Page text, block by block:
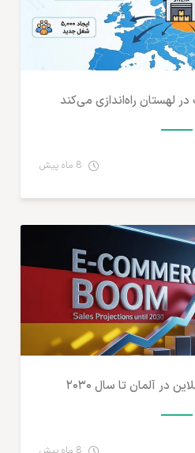
آمارهای تجارت الکترونیک
در آلمان تا سال ۲۰۳۰